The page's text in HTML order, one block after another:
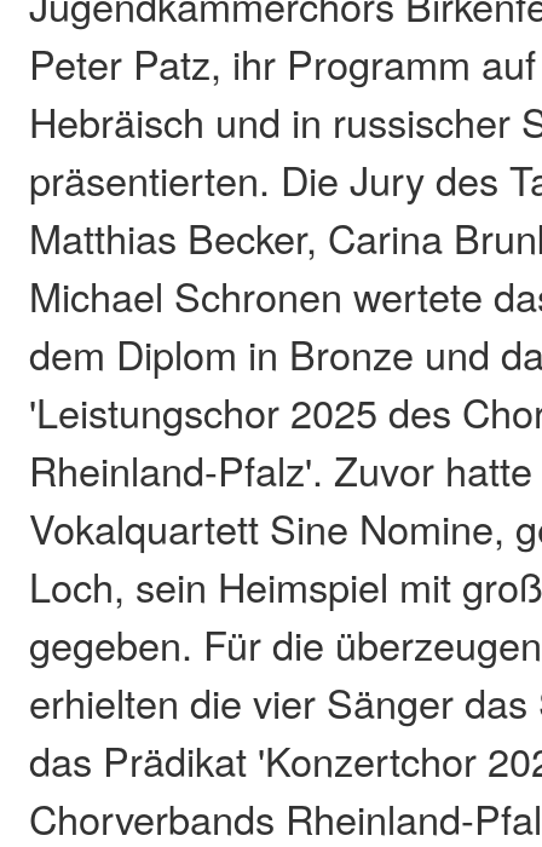
Peter Patz, ihr Programm
Hebräisch und in russischer
präsentierten. Die Jury des
Matthias Becker, Carina
Michael Schronen wertete
dem Diplom in Bronze und
'Leistungschor 2025 des
Rheinland-Pfalz'. Zuvor
Vokalquartett Sine Nomine,
Loch, sein Heimspiel mit
gegeben. Für die
erhielten die vier Sänger
das Prädikat 'Konzertchor
Chorverbands Rheinland-